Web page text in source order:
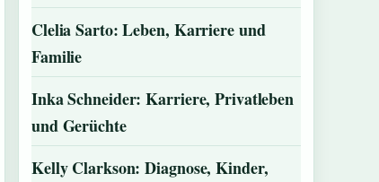
Clelia Sarto: Leben, Karriere und
Familie
Inka Schneider: Karriere, Privatleben
und Gerüchte
Kelly Clarkson: Diagnose, Kinder,